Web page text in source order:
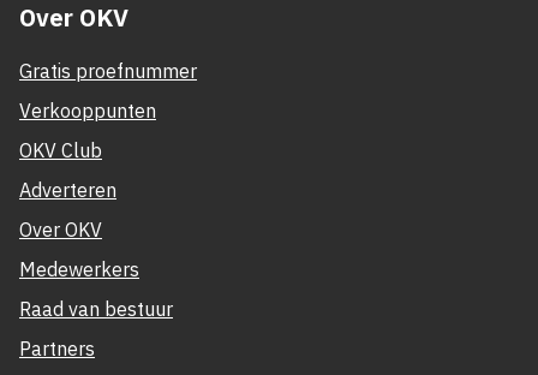
Over OKV
Gratis proefnummer
Verkooppunten
OKV Club
Adverteren
Over OKV
Medewerkers
Raad van bestuur
Partners